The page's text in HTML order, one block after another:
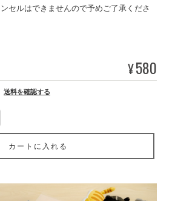
セルはできませんので予めご了承くださ
¥580
送料を確認する
カートに入れる